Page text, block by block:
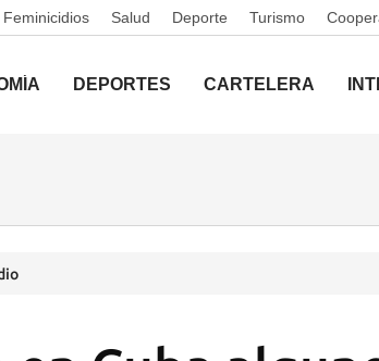
Feminicidios Salud Deporte Turismo
DEPORTES CARTELERA